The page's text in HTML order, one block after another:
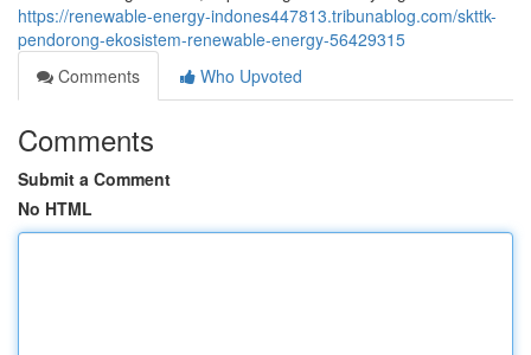
https://renewable-energy-indones447813.tribunablog.com/skttk-
pendorong-ekosistem-renewable-energy-56429315
Comments
Who Upvoted
Comments
Submit a Comment
No HTML